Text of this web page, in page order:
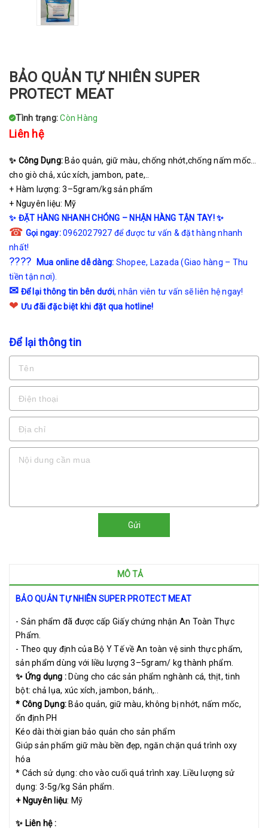
BẢO QUẢN TỰ NHIÊN SUPER
PROTECT MEAT
Tình trạng:Còn Hàng
Liên hệ
✨ Công Dụng: Bảo quản, giữ màu, chống nhớt,chống nấm mốc…
cho giò chả, xúc xích, jambon, pate,..
+ Hàm lượng: 3–5gram/kg sản phẩm
+ Nguyên liệu: Mỹ
✨ ĐẶT HÀNG NHANH CHÓNG – NHẬN HÀNG TẬN TAY! ✨
☎ Gọi ngay:0962027927 để được tư vấn & đặt hàng nhanh
nhất!
???? Mua online dễ dàng: Shopee, Lazada(Giao hàng – Thu
tiền tận nơi).
✉ Để lại thông tin bên dưới, nhân viên tư vấn sẽ liên hệ ngay!
❤ Ưu đãi đặc biệt khi đặt qua hotline!
Để lại thông tin
Gửi
MÔ TẢ
BẢO QUẢN TỰ NHIÊN SUPER PROTECT MEAT
- Sản phẩm đã được cấp Giấy chứng nhận An Toàn Thực
Phẩm.
- Theo quy định của Bộ Y Tế về An toàn vệ sinh thực phẩm,
sản phẩm dùng với liều lượng 3–5gram/ kg thành phẩm.
✨ Ứng dụng : Dùng cho các sản phẩm nghành cá, thịt, tinh
bột: chả lụa, xúc xích, jambon, bánh,..
* Công Dụng: Bảo quản, giữ màu, không bị nhớt, nấm mốc,
ổn định PH
Kéo dài thời gian bảo quản cho sản phẩm
Giúp sản phẩm giữ màu bền đẹp, ngăn chặn quá trình oxy
hóa
* Cách sử dụng: cho vào cuối quá trình xay. Liều lượng sử
dụng: 3-5g/kg Sản phẩm.
+ Nguyên liệu: Mỹ
✨ Liên hệ :